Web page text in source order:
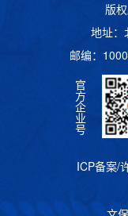
版
地址：
邮编：
官
方
企
业
号
ICP备案/